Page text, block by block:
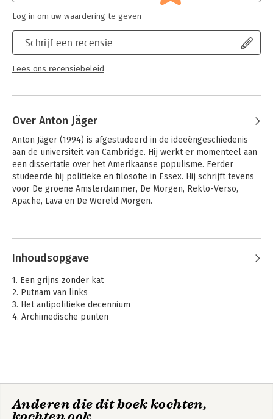
Schrijf een recensie
Lees ons recensiebeleid
Log in om uw waardering te geven
Over Anton Jäger
Anton Jäger (1994) is afgestudeerd in de ideeëngeschiedenis
aan de universiteit van Cambridge. Hij werkt er momenteel aan
een dissertatie over het Amerikaanse populisme. Eerder
studeerde hij politieke en filosofie in Essex. Hij schrijft tevens
voor De groene Amsterdammer, De Morgen, Rekto-Verso,
Apache, Lava en De Wereld Morgen.
Andere boeken door Anton Jäger
geschiedenis van
het populisme
Inhoudsopgave
1. Een grijns zonder kat
2. Putnam van links
3. Het antipolitieke decennium
4. Archimedische punten
Anderen die dit boek kochten,